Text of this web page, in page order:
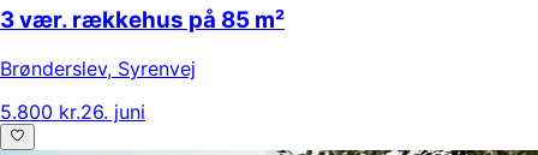
3 vær. rækkehus på 85 m²
Brønderslev, Syrenvej
5.800 kr.26. juni